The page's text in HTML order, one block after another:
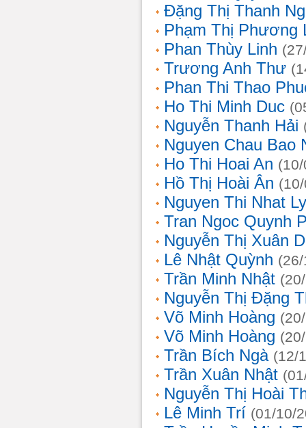
Đặng Thị Thanh
Phạm Thị Phương
Phan Thùy Linh
Trương Anh Thư
Phan Thi Thao
Ho Thi Minh Duc
Nguyễn Thanh Hải
Nguyen Chau Bao
Ho Thi Hoai An
Hồ Thị Hoài Ân
Nguyen Thi Nhat Ly
Tran Ngoc Quynh
Nguyễn Thị Xuân
Lê Nhật Quỳnh
Trần Minh Nhật
Nguyễn Thị Đặng
Võ Minh Hoàng
Võ Minh Hoàng
Trần Bích Ngà (12/
Trần Xuân Nhật
Nguyễn Thị Hoài
Lê Minh Trí (01/10/